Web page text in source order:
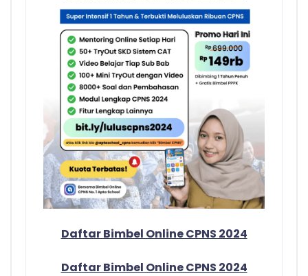
Daftar Bimbel Online CPNS 2024
Daftar Bimbel Online CPNS 2024